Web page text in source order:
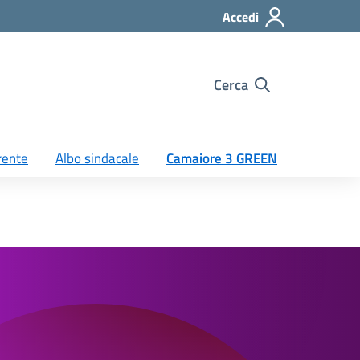
Accedi
Cerca
Albo sindacale Camaiore 3 GREEN